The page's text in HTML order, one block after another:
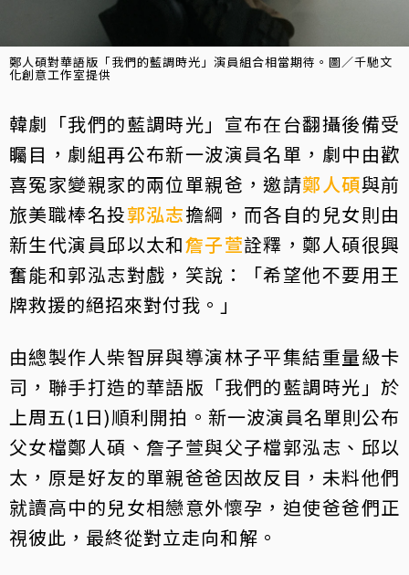
鄭人碩對華語版「我們的藍調時光」演員組合相當期待。圖／千馳文
化創意工作室提供
韓劇「我們的藍調時光」宣布在台翻攝後備受
矚目，劇組再公布新一波演員名單，劇中由歡
喜冤家變親家的兩位單親爸，邀請鄭人碩與前
旅美職棒名投郭泓志擔綱，而各自的兒女則由
新生代演員邱以太和詹子萱詮釋，鄭人碩很興
奮能和郭泓志對戲，笑說：「希望他不要用王
牌救援的絕招來對付我。」
由總製作人柴智屏與導演林子平集結重量級卡
司，聯手打造的華語版「我們的藍調時光」於
上周五(1日)順利開拍。新一波演員名單則公布
父女檔鄭人碩、詹子萱與父子檔郭泓志、邱以
太，原是好友的單親爸爸因故反目，未料他們
就讀高中的兒女相戀意外懷孕，迫使爸爸們正
視彼此，最終從對立走向和解。